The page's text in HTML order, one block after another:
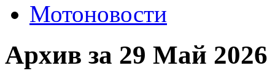
Мотоновости
Архив за 29 Май 2026